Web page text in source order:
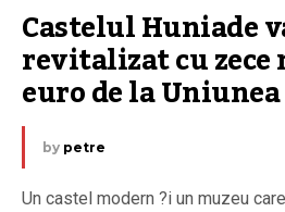
Castelul Huniade
revitalizat cu zece
euro de la
by petre
Un castel modern ?i un muzeu